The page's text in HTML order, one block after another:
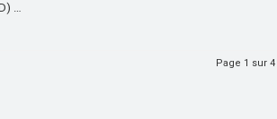
…
Page 1 sur 4